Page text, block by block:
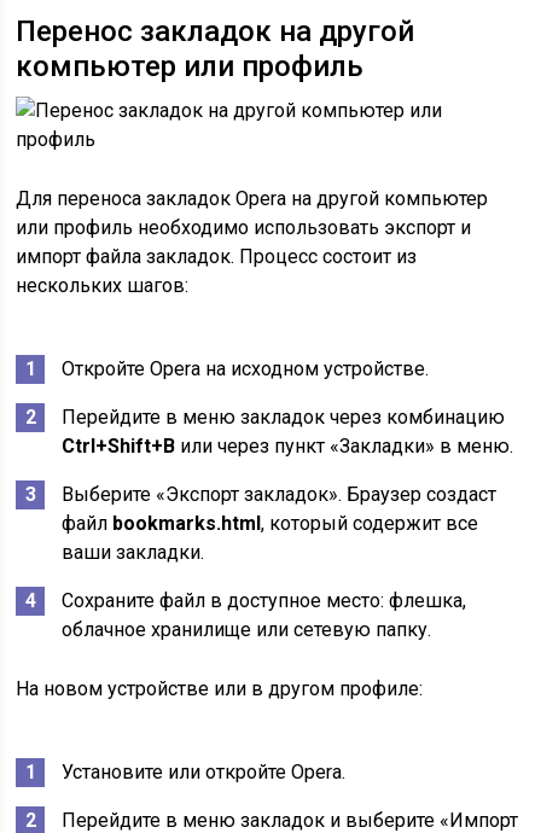
Перенос закладок на другой
компьютер или профиль
Для переноса закладок Opera на другой компьютер
или профиль необходимо использовать экспорт и
импорт файла закладок. Процесс состоит из
нескольких шагов:
Откройте Opera на исходном устройстве.
Перейдите в меню закладок через комбинацию
Ctrl+Shift+B или через пункт «Закладки» в меню.
Выберите «Экспорт закладок». Браузер создаст
файл bookmarks.html, который содержит все
ваши закладки.
Сохраните файл в доступное место: флешка,
облачное хранилище или сетевую папку.
На новом устройстве или в другом профиле:
Установите или откройте Opera.
Перейдите в меню закладок и выберите «Импорт